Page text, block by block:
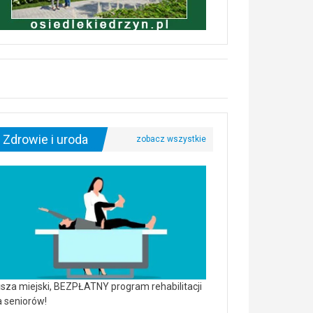
Zdrowie i uroda
miejski, BEZPŁATNY program rehabilitacji
seniorów!